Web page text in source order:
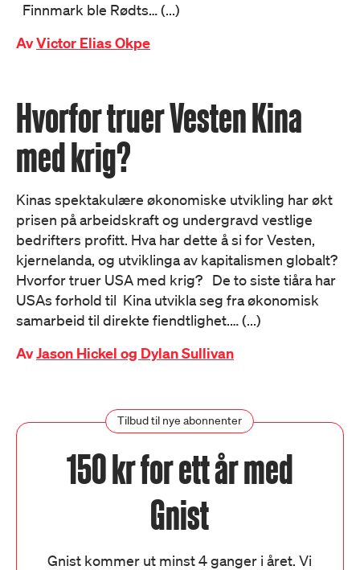
Finnmark ble Rødts… (...)
AvVictor Elias Okpe
Hvorfor truer Vesten Kina
med krig?
Kinas spektakulære økonomiske utvikling har økt
prisen på arbeidskraft og undergravd vestlige
bedrifters profitt. Hva har dette å si for Vesten,
kjernelanda, og utviklinga av kapitalismen globalt?
Hvorfor truer USA med krig? De to siste tiåra har
USAs forhold til Kina utvikla seg fra økonomisk
samarbeid til direkte fiendtlighet.… (...)
AvJason Hickel og Dylan Sullivan
Tilbud til nye abonnenter
150 kr for ett år med
Gnist
Gnist kommer ut minst 4 ganger i året. Vi